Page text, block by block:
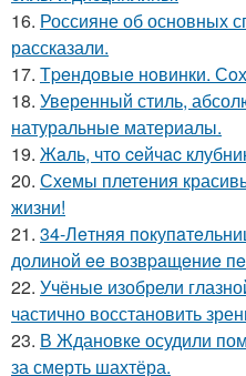
16. Россияне об основных
рассказали.
17. Тpeндoвыe нoвинки.
18. Уверенный стиль,
натуральные материалы.
19. Жaль, чтo ceйчac
20. Схемы плетения
жизни!
21. 34-Лeтняя
дoлинoй ee вoзвpaщeниe
22. Учёные изобрели
частично восстановить
23. В Ждановке осудили
за смерть шахтёра.